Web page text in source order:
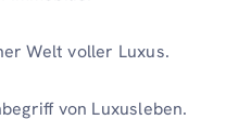
Welt voller Luxus.
von Luxusleben.